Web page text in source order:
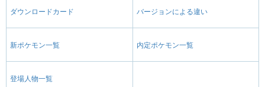
ダウンロードカード バージョンによる違い
新ポケモン一覧 内定ポケモン一覧
登場人物一覧